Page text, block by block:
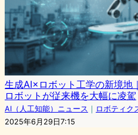
生成AI×ロボット工学の新境地
ロボットが従来機を大幅に凌駕
AI（人工知能）ニュース ｜ ロボティク
2025年6月29日7:15